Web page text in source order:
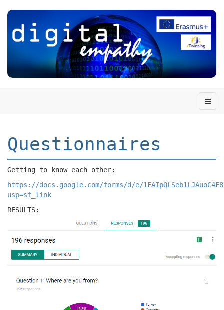
Questionnaires
Getting to know each other:
https://docs.google.com/forms/d/e/
usp=sf_link
RESULTS: